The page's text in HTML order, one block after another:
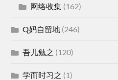
网络收集 (162)
Q妈自留地 (246)
吾儿勉之 (120)
学而时习之 (1)